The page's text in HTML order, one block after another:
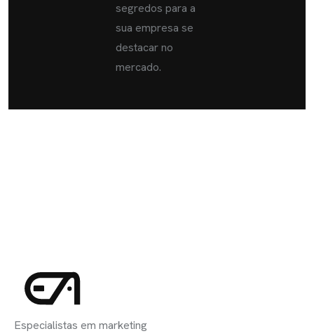
segredos para a
sua empresa se
destacar no
mercado.
Especialistas em marketing